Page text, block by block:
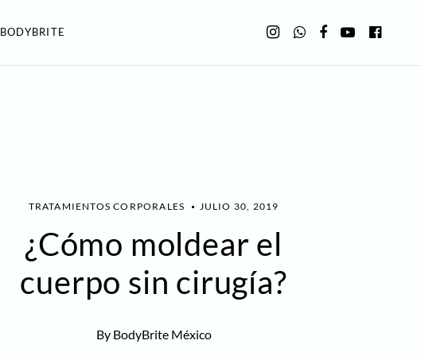
BODYBRITE
TRATAMIENTOS CORPORALES JULIO 30, 2019
¿Cómo moldear el
cuerpo sin cirugía?
By BodyBrite México